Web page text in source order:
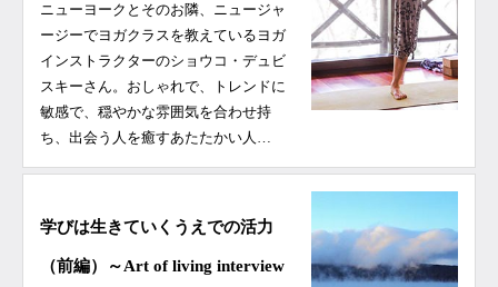
ニューヨークとそのお隣、ニュージャ
ージーでヨガクラスを教えているヨガ
インストラクターのショウコ・デュビ
スキーさん。おしゃれで、トレンドに
敏感で、穏やかな雰囲気を合わせ持
ち、出会う人を癒すあたたかい人…
学びは生きていくうえでの活力
（前編）～Art of living interview